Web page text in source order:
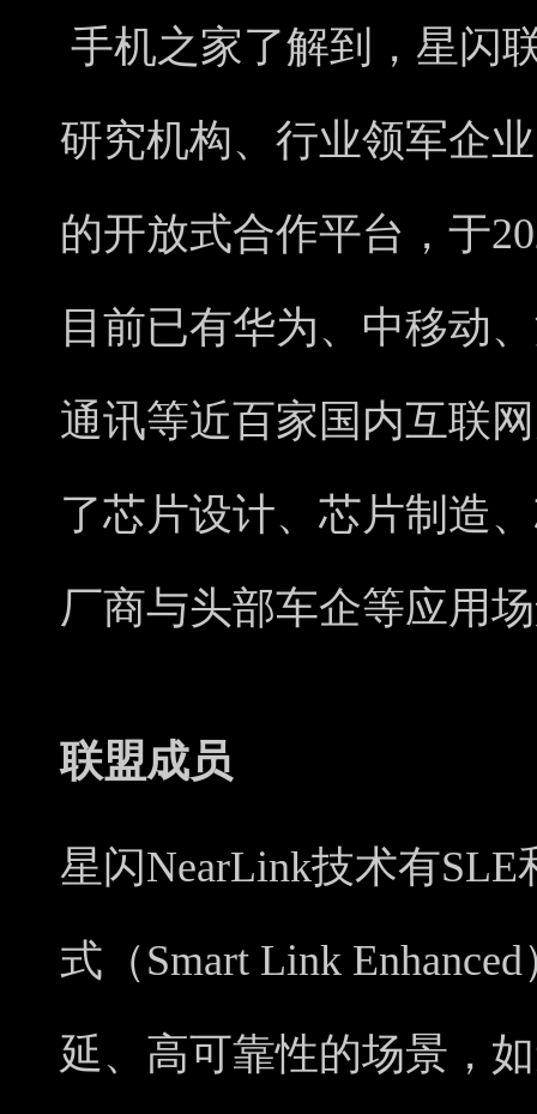
手机之家了解到，星闪
研究机构、行业领军企
的开放式合作平台，于
目前已有华为、中移动
通讯等近百家国内互联
了芯片设计、芯片制造
厂商与头部车企等应用
联盟成员
星闪NearLink技术有
式（Smart Link
延、高可靠性的场景，